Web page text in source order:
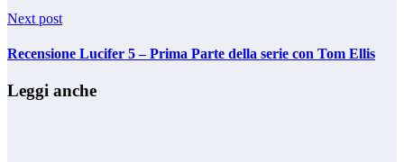
Next post
Recensione Lucifer 5 – Prima Parte della serie con Tom Ellis
Leggi anche